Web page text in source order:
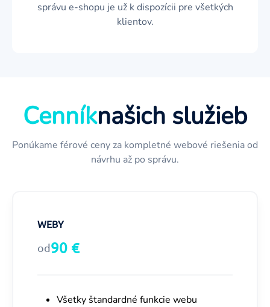
správu e-shopu je už k dispozícii pre všetkých
klientov.
Cenníknašich služieb
Ponúkame férové ceny za kompletné webové riešenia od
návrhu až po správu.
WEBY
od90 €
Všetky štandardné funkcie webu